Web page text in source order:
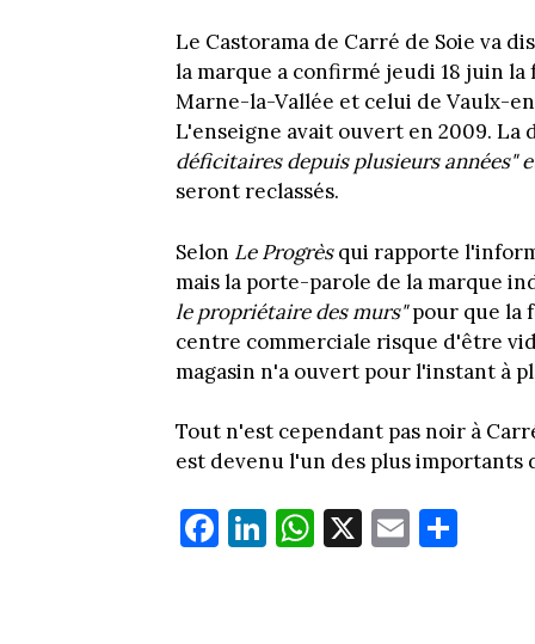
Le Castorama de Carré de Soie va
la marque a confirmé jeudi 18 juin
Marne-la-Vallée et celui de Vaulx-
L'enseigne avait ouvert en 2009. La
déficitaires depuis plusieurs années"
seront reclassés.
Selon Le Progrèsqui rapporte
mais la porte-parole de la marque
le propriétaire des murs"pour que la
centre commerciale risque d'être
magasin n'a ouvert pour l'instant à
Tout n'est cependant pas noir à
est devenu l'un des plus importants
Fa
ce
Li
nk
W
ha
X E
m